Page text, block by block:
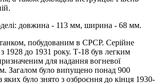
довжина - 113 мм, ширина - 68 мм.
побудованим в СРСР. Серійне
1928 до 1931 року. Т-18 був легким
для надання вогневої
Загалом було випущено понад 900
яких було знято з озброєння до кінця 1930-